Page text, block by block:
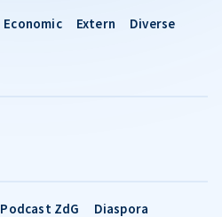
Economic Extern Diverse
Podcast ZdG
Diaspora